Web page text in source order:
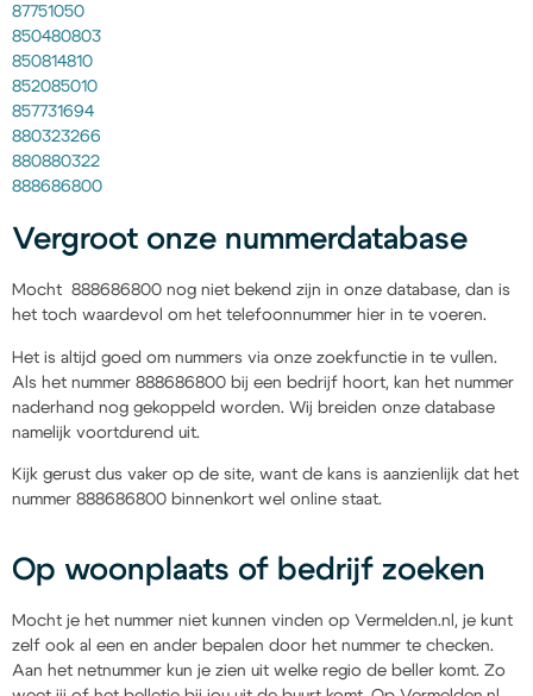
87751050
850480803
850814810
852085010
857731694
880323266
880880322
888686800
Vergroot onze nummerdatabase
Mocht 888686800 nog niet bekend zijn in onze database, dan is
het toch waardevol om het telefoonnummer hier in te voeren.
Het is altijd goed om nummers via onze zoekfunctie in te vullen.
Als het nummer 888686800 bij een bedrijf hoort, kan het nummer
naderhand nog gekoppeld worden. Wij breiden onze database
namelijk voortdurend uit.
Kijk gerust dus vaker op de site, want de kans is aanzienlijk dat het
nummer 888686800 binnenkort wel online staat.
Op woonplaats of bedrijf zoeken
Mocht je het nummer niet kunnen vinden op Vermelden.nl, je kunt
zelf ook al een en ander bepalen door het nummer te checken.
Aan het netnummer kun je zien uit welke regio de beller komt. Zo